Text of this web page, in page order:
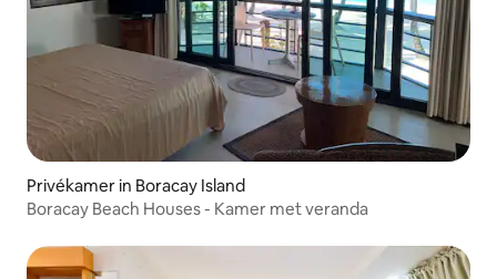
Privékamer in Boracay Island
Boracay Beach Houses - Kamer met veranda